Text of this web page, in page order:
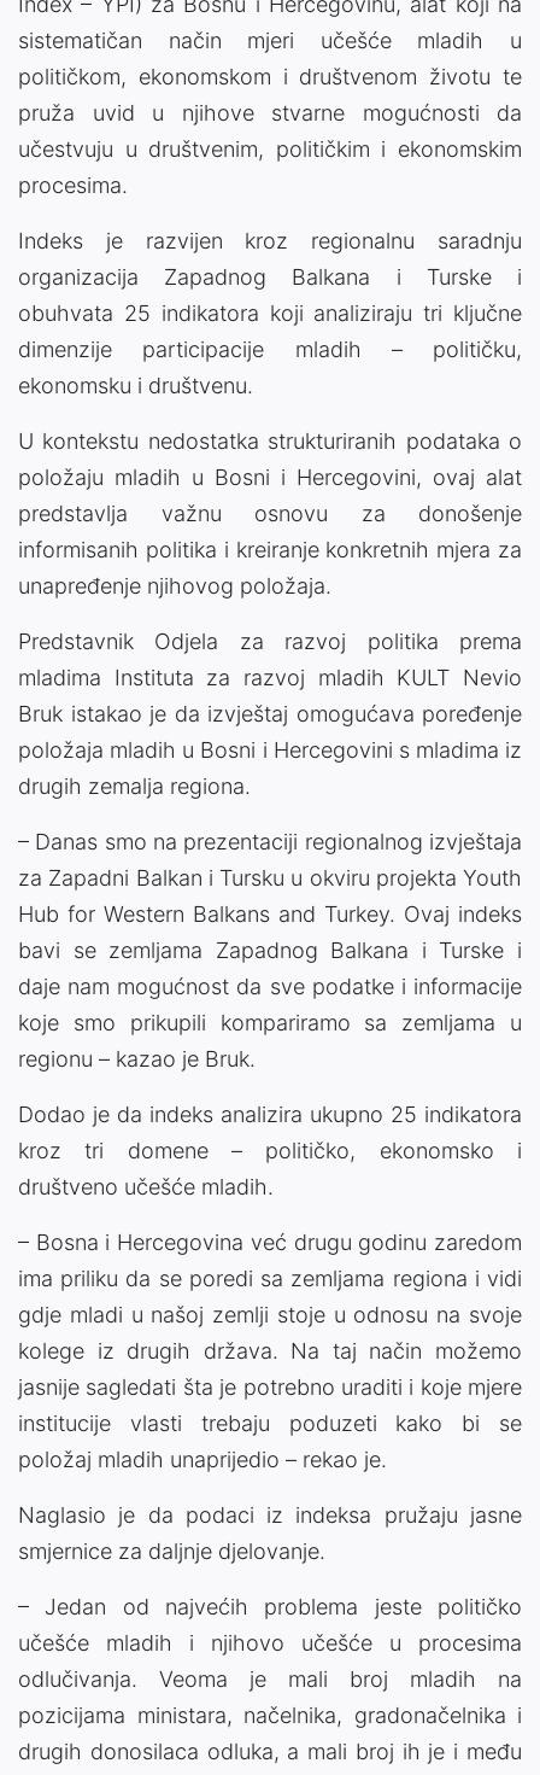
sistematičan način mjeri učešće mladih u
političkom, ekonomskom i društvenom životu te
pruža uvid u njihove stvarne mogućnosti da
učestvuju u društvenim, političkim i ekonomskim
procesima.
Indeks je razvijen kroz regionalnu saradnju
organizacija Zapadnog Balkana i Turske i
obuhvata 25 indikatora koji analiziraju tri ključne
dimenzije participacije mladih – političku,
ekonomsku i društvenu.
U kontekstu nedostatka strukturiranih podataka o
položaju mladih u Bosni i Hercegovini, ovaj alat
predstavlja važnu osnovu za donošenje
informisanih politika i kreiranje konkretnih mjera za
unapređenje njihovog položaja.
Predstavnik Odjela za razvoj politika prema
mladima Instituta za razvoj mladih KULT Nevio
Bruk istakao je da izvještaj omogućava poređenje
položaja mladih u Bosni i Hercegovini s mladima iz
drugih zemalja regiona.
– Danas smo na prezentaciji regionalnog izvještaja
za Zapadni Balkan i Tursku u okviru projekta Youth
Hub for Western Balkans and Turkey. Ovaj indeks
bavi se zemljama Zapadnog Balkana i Turske i
daje nam mogućnost da sve podatke i informacije
koje smo prikupili kompariramo sa zemljama u
regionu – kazao je Bruk.
Dodao je da indeks analizira ukupno 25 indikatora
kroz tri domene – političko, ekonomsko i
društveno učešće mladih.
– Bosna i Hercegovina već drugu godinu zaredom
ima priliku da se poredi sa zemljama regiona i vidi
gdje mladi u našoj zemlji stoje u odnosu na svoje
kolege iz drugih država. Na taj način možemo
jasnije sagledati šta je potrebno uraditi i koje mjere
institucije vlasti trebaju poduzeti kako bi se
položaj mladih unaprijedio – rekao je.
Naglasio je da podaci iz indeksa pružaju jasne
smjernice za daljnje djelovanje.
– Jedan od najvećih problema jeste političko
učešće mladih i njihovo učešće u procesima
odlučivanja. Veoma je mali broj mladih na
pozicijama ministara, načelnika, gradonačelnika i
drugih donosilaca odluka, a mali broj ih je i među